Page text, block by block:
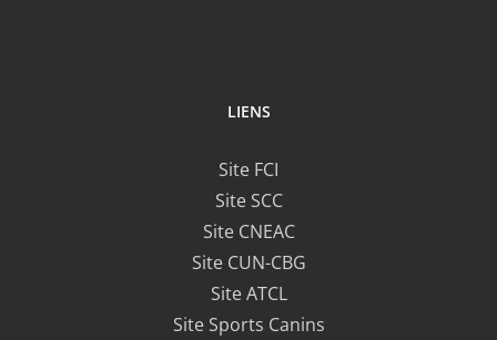
LIENS
Site FCI
Site SCC
Site CNEAC
Site CUN-CBG
Site ATCL
Site Sports Canins